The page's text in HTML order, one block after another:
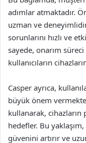
adımlar atmaktadır.
uzman ve
sorunlarını hızlı ve
sayede, onarım
kullanıcıların
Casper ayrıca,
büyük önem
kullanarak, cihazların
hedefler. Bu yaklaşım,
güvenini artırır ve